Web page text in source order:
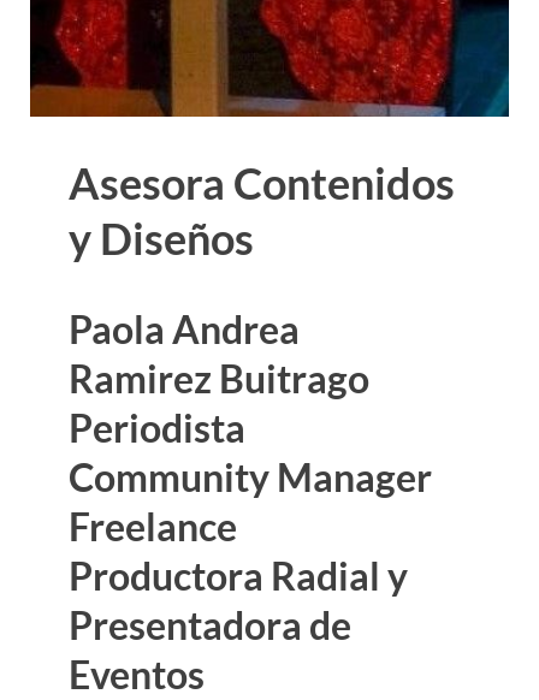
Asesora Contenidos
y Diseños
Paola Andrea
Ramirez Buitrago
Periodista
Community Manager
Freelance
Productora Radial y
Presentadora de
Eventos